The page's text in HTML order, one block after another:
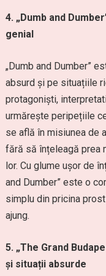
4. „Dumb and
genial
„Dumb and Dumber”
absurd și pe situațiile
protagoniști,
urmărește peripețiile
se află în misiunea de
fără să înțeleagă prea
lor. Cu glume ușor de
and Dumber” este o
simplu din pricina
ajung.
5. „The Grand
și situații absurde